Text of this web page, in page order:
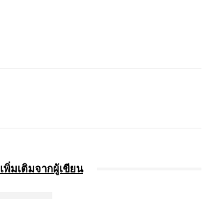
เพิ่มเติมจากผู้เขียน